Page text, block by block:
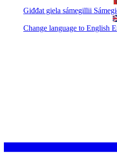
Giđđat giela sámegillii
Change language to English